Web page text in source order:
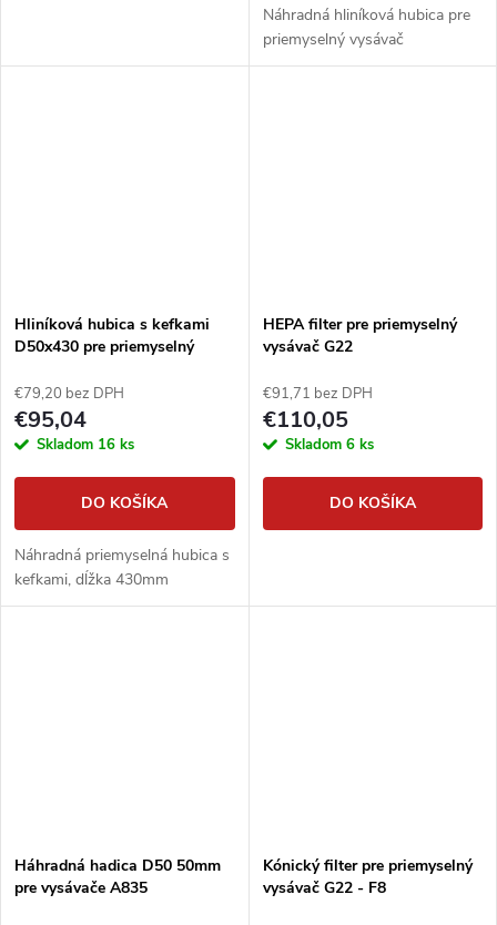
Náhradná hliníková hubica pre
priemyselný vysávač
Hliníková hubica s kefkami
D50x430 pre priemyselný
€79,20 bez DPH
€95,04
Skladom 16 ks
DO KOŠÍKA
Náhradná priemyselná hubica s
kefkami, dĺžka 430mm
HEPA filter pre priemyselný
vysávač G22
€91,71 bez DPH
€110,05
Skladom 6 ks
DO KOŠÍKA
Háhradná hadica D50 50mm
pre vysávače A835
Kónický filter pre priemyselný
vysávač G22 - F8